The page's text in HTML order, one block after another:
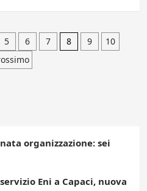
5 6 7 8 9
10
organizzazione: sei
Eni a Capaci, nuova